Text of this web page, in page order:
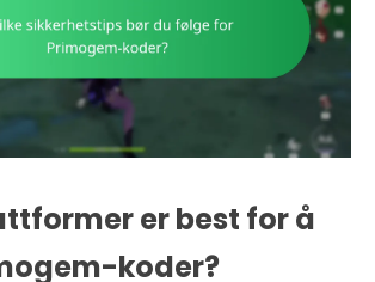
er best for å
koder?